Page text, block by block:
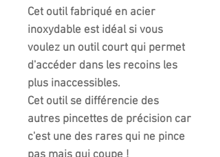
Cet outil fabriqué en acier
inoxydable est idéal si vous
voulez un outil court qui permet
d'accéder dans les recoins les
plus inaccessibles.
Cet outil se différencie des
autres pincettes de précision car
c'est une des rares qui ne pince